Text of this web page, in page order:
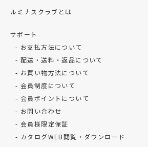
ルミナスクラブとは
サポート
お支払方法について
配送・送料・返品について
お買い物方法について
会員制度について
会員ポイントについて
お問い合わせ
会員様限定保証
カタログWEB閲覧・ダウンロード